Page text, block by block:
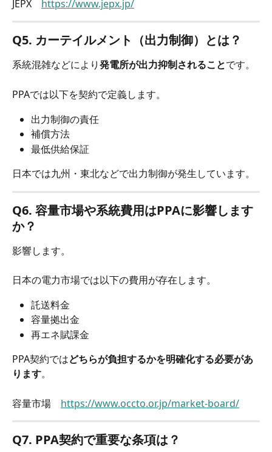
JEPX https://www.jepx.jp/
Q5. カーテイルメント（出力制御）とは？
系統混雑などにより発電所が出力抑制されることです。
PPAでは以下を契約で定義します。
出力制御の責任
補償方法
最低供給保証
日本では九州・東北などで出力制御が発生しています。
Q6. 容量市場や系統費用はPPAに影響します
か？
影響します。
日本の電力市場では以下の費用が存在します。
託送料金
容量拠出金
再エネ賦課金
PPA契約ではどちらが負担するかを明確化する必要があ
ります。
容量市場 https://www.occto.or.jp/market-board/
Q7. PPA契約で重要な条項は？